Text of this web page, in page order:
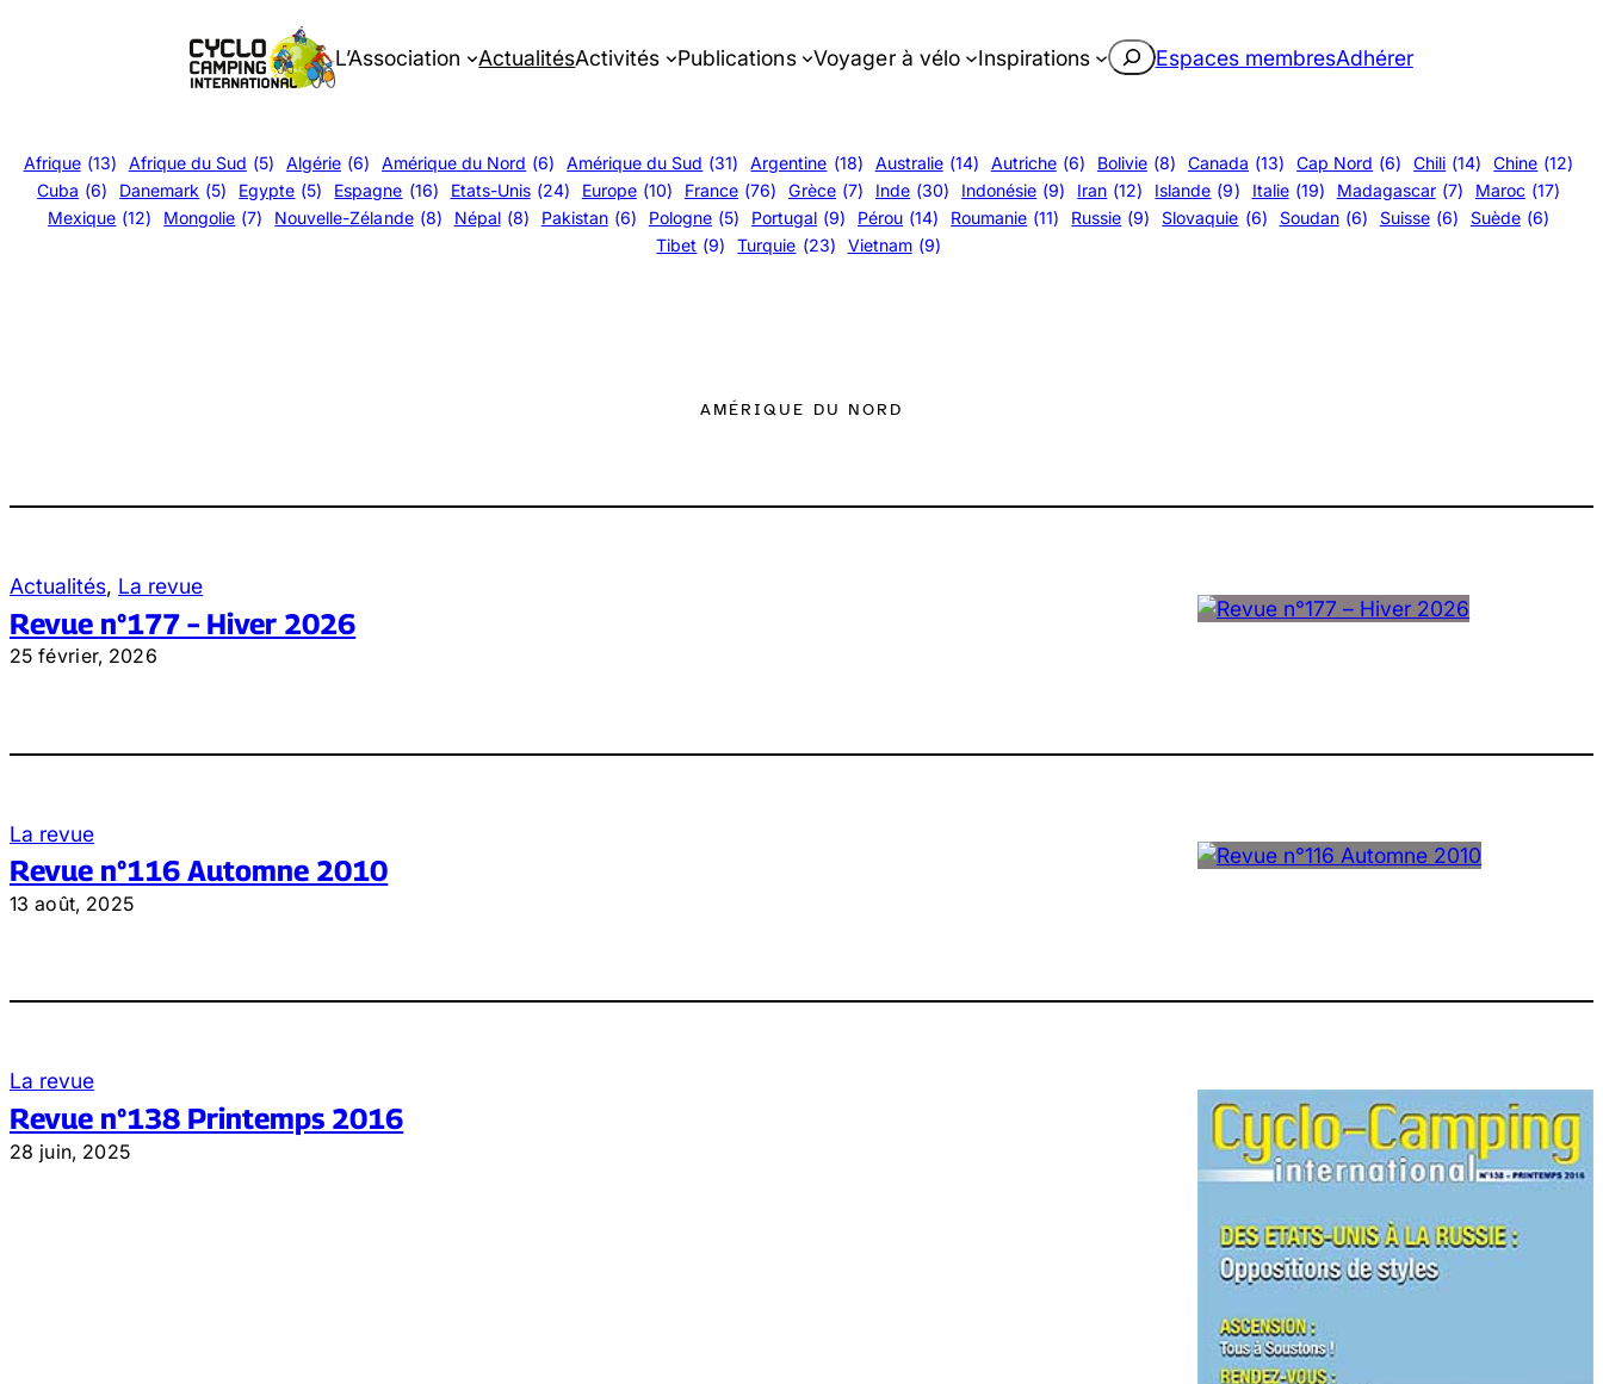
L’Association ActualitésActivités Publications Voyager à vélo Inspirations Rechercher
Espaces membresAdhérer
Afrique (13) Afrique du Sud (5) Algérie (6) Amérique du Nord (6) Amérique du Sud (31) Argentine (18) Australie (14) Autriche (6) Bolivie (8) Canada (13) Cap Nord (6) Chili (14) Chine (12)
Cuba (6) Danemark (5) Egypte (5) Espagne (16) Etats-Unis (24) Europe (10) France (76) Grèce (7) Inde (30) Indonésie (9) Iran (12) Islande (9) Italie (19) Madagascar (7) Maroc (17)
Mexique (12) Mongolie (7) Nouvelle-Zélande (8) Népal (8) Pakistan (6) Pologne (5) Portugal (9) Pérou (14) Roumanie (11) Russie (9) Slovaquie (6) Soudan (6) Suisse (6) Suède (6)
Tibet (9) Turquie (23) Vietnam (9)
AMÉRIQUE DU NORD
Actualités, La revue
Revue n°177 – Hiver 2026
25 février, 2026
La revue
Revue n°116 Automne 2010
13 août, 2025
La revue
Revue n°138 Printemps 2016
28 juin, 2025